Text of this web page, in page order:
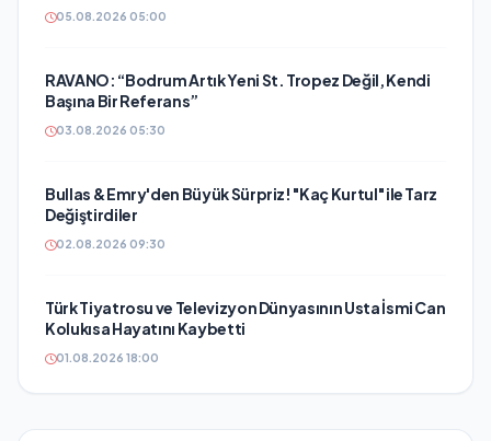
05.08.2026 05:00
RAVANO: “Bodrum Artık Yeni St. Tropez Değil, Kendi
Başına Bir Referans”
03.08.2026 05:30
Bullas & Emry'den Büyük Sürpriz! "Kaç Kurtul" ile Tarz
Değiştirdiler
02.08.2026 09:30
Türk Tiyatrosu ve Televizyon Dünyasının Usta İsmi Can
Kolukısa Hayatını Kaybetti
01.08.2026 18:00